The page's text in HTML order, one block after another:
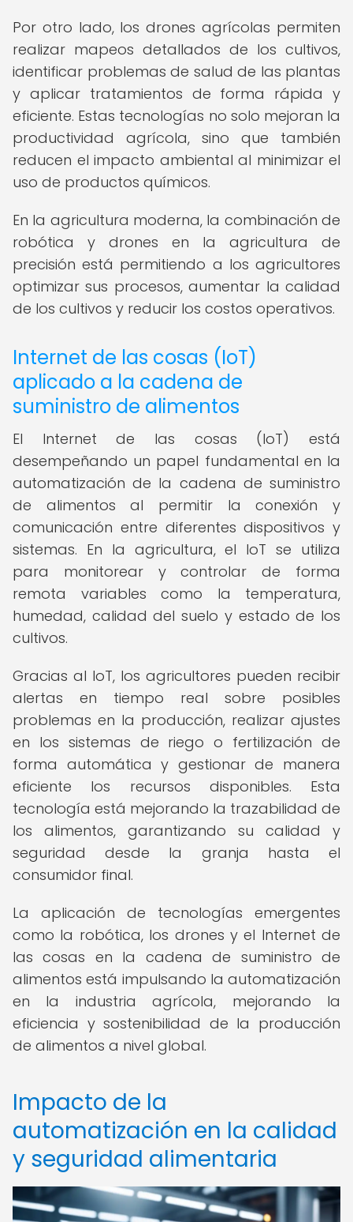
Por otro lado, los drones agrícolas permiten
realizar mapeos detallados de los cultivos,
identificar problemas de salud de las plantas
y aplicar tratamientos de forma rápida y
eficiente. Estas tecnologías no solo mejoran la
productividad agrícola, sino que también
reducen el impacto ambiental al minimizar el
uso de productos químicos.
En la agricultura moderna, la combinación de
robótica y drones en la agricultura de
precisión está permitiendo a los agricultores
optimizar sus procesos, aumentar la calidad
de los cultivos y reducir los costos operativos.
Internet de las cosas (IoT)
aplicado a la cadena de
suministro de alimentos
El Internet de las cosas (IoT) está
desempeñando un papel fundamental en la
automatización de la cadena de suministro
de alimentos al permitir la conexión y
comunicación entre diferentes dispositivos y
sistemas. En la agricultura, el IoT se utiliza
para monitorear y controlar de forma
remota variables como la temperatura,
humedad, calidad del suelo y estado de los
cultivos.
Gracias al IoT, los agricultores pueden recibir
alertas en tiempo real sobre posibles
problemas en la producción, realizar ajustes
en los sistemas de riego o fertilización de
forma automática y gestionar de manera
eficiente los recursos disponibles. Esta
tecnología está mejorando la trazabilidad de
los alimentos, garantizando su calidad y
seguridad desde la granja hasta el
consumidor final.
La aplicación de tecnologías emergentes
como la robótica, los drones y el Internet de
las cosas en la cadena de suministro de
alimentos está impulsando la automatización
en la industria agrícola, mejorando la
eficiencia y sostenibilidad de la producción
de alimentos a nivel global.
Impacto de la
automatización en la calidad
y seguridad alimentaria